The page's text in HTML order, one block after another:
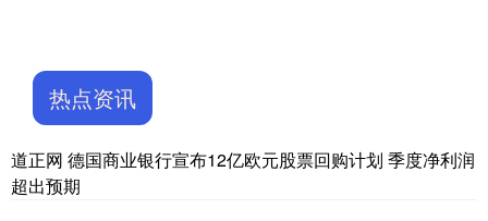
热点资讯
道正网 德国商业银行宣布12亿欧元股票回购计划 季度净利润
超出预期